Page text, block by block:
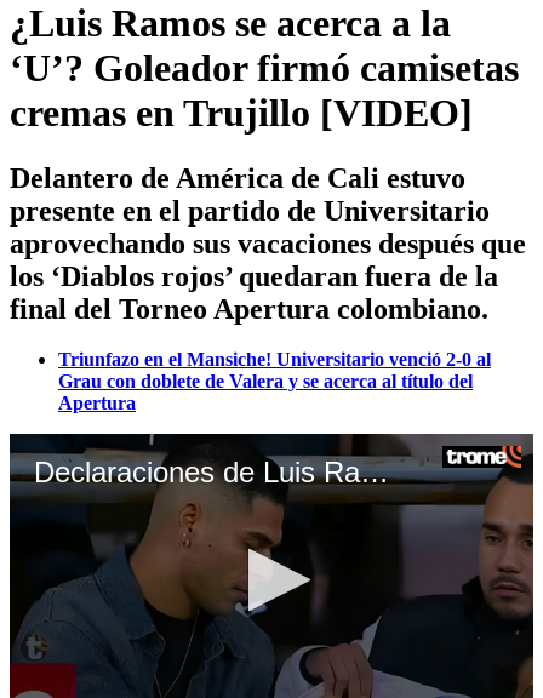
¿Luis Ramos se acerca a la
‘U’? Goleador firmó camisetas
cremas en Trujillo [VIDEO]
Delantero de América de Cali estuvo
presente en el partido de Universitario
aprovechando sus vacaciones después que
los ‘Diablos rojos’ quedaran fuera de la
final del Torneo Apertura colombiano.
Triunfazo en el Mansiche! Universitario venció 2-0 al
Grau con doblete de Valera y se acerca al título del
Apertura
Declaraciones de Luis Ramos sobre la 'U' | VIDEO: L1 MAX